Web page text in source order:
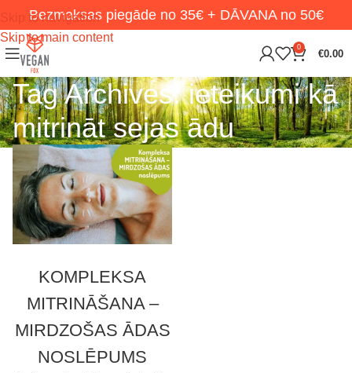
Skip to navigation
Skip to main content
Bezmaksas piegāde no 35€ + DĀVANA no 50€
0
€0.00
Tag Archives: ieteikumi kā
mitrināt sejas ādu
KOMPLEKSA
MITRINĀŠANA –
MIRDZOŠAS ĀDAS
NOSLĒPUMS